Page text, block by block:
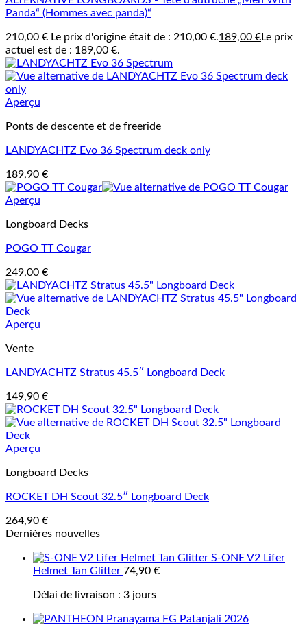
Panda“ (Hommes avec panda)“
210,00€ Le prix d'origine était de : 210,00 €.189,00 €Le prix
actuel est de : 189,00 €.
Aperçu
Ponts de descente et de freeride
LANDYACHTZ Evo 36 Spectrum deck only
189,90 €
Aperçu
Longboard Decks
POGO TT Cougar
249,00 €
Aperçu
Vente
LANDYACHTZ Stratus 45.5″ Longboard Deck
149,90 €
Aperçu
Longboard Decks
ROCKET DH Scout 32.5″ Longboard Deck
264,90 €
Dernières nouvelles
S-ONE V2 Lifer
Helmet Tan Glitter 74,90 €
Délai de livraison : 3 jours